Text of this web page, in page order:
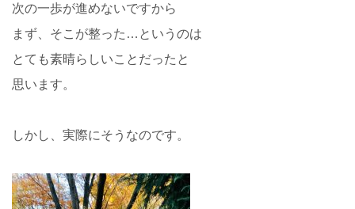
次の一歩が進めないですから
まず、そこが整った…というのは
とても素晴らしいことだったと
思います。
しかし、実際にそうなのです。